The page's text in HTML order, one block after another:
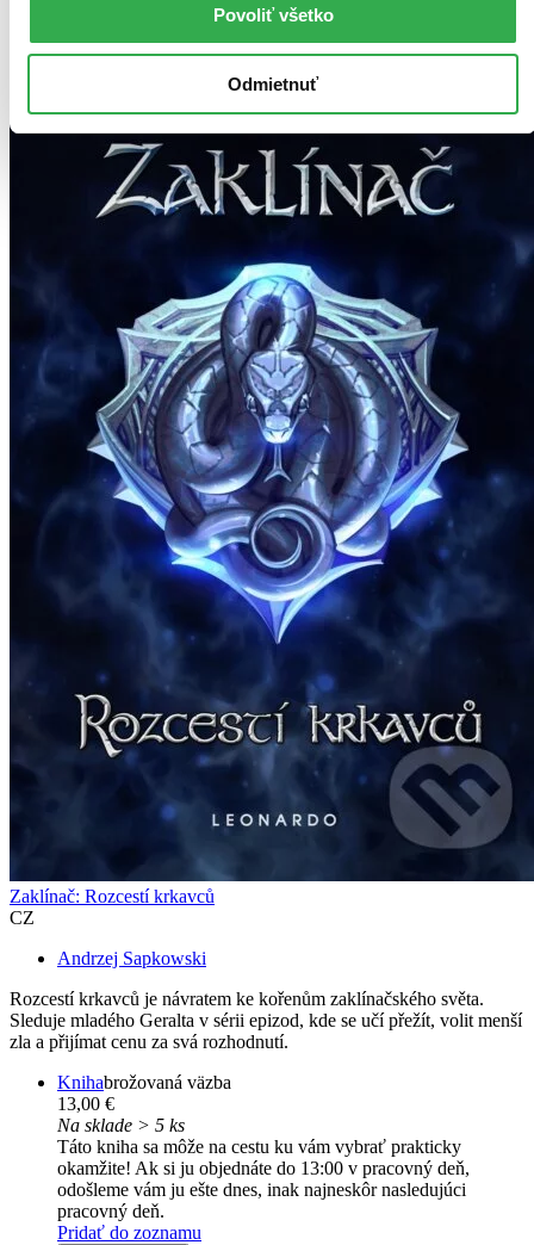
Povoliť všetko
Odmietnuť
Zaklínač: Rozcestí krkavců
CZ
Andrzej Sapkowski
Rozcestí krkavců je návratem ke kořenům zaklínačského světa.
Sleduje mladého Geralta v sérii epizod, kde se učí přežít, volit menší
zla a přijímat cenu za svá rozhodnutí.
Knihabrožovaná väzba
13,00 €
Na sklade > 5 ks
Táto kniha sa môže na cestu ku vám vybrať prakticky
okamžite! Ak si ju objednáte do 13:00 v pracovný deň,
odošleme vám ju ešte dnes, inak najneskôr nasledujúci
pracovný deň.
Pridať do zoznamu